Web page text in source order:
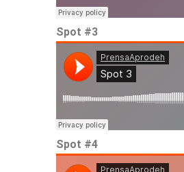
Spot #3
Spot #4